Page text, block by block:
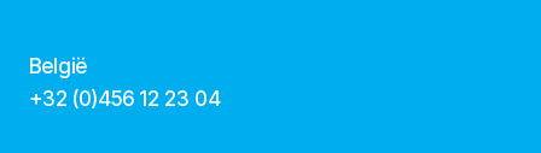
België
‭+32 (0)456 12 23 04‬